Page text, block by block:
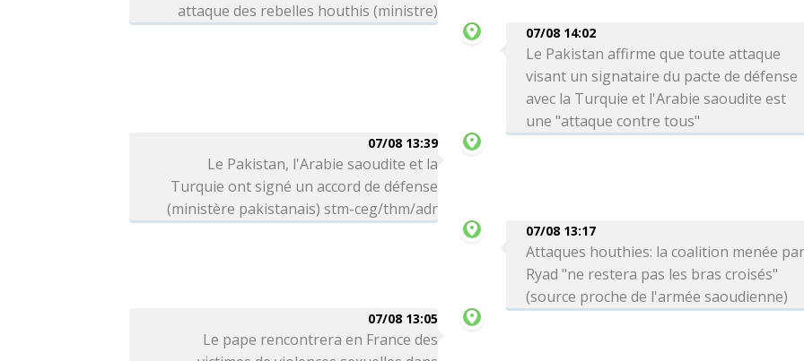
attaque des rebelles houthis (ministre)
07/08 14:02
Le Pakistan affirme que toute attaque
visant un signataire du pacte de défense
avec la Turquie et l'Arabie saoudite est
une "attaque contre tous"
07/08 13:39
Le Pakistan, l'Arabie saoudite et la
Turquie ont signé un accord de défense
(ministère pakistanais) stm-ceg/thm/adr
07/08 13:17
Attaques houthies: la coalition menée
Ryad "ne restera pas les bras croisés"
(source proche de l'armée saoudienne)
07/08 13:05
Le pape rencontrera en France des